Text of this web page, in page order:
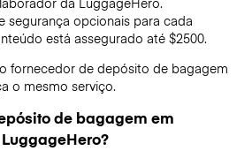
segurança opcionais para cada
está assegurado até $2500.
fornecedor de depósito de bagagem
o mesmo serviço.
de bagagem em